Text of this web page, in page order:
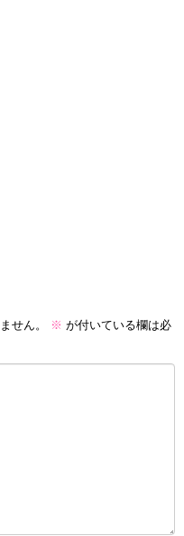
せん。 ※ が付いている欄は必